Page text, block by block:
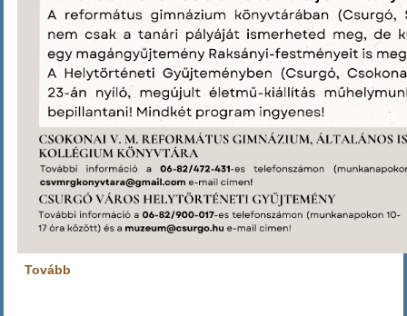
Tovább